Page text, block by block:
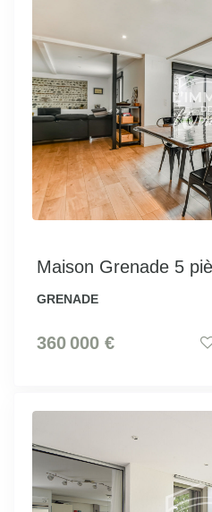
Maison Grenade 5
GRENADE
360 000 €